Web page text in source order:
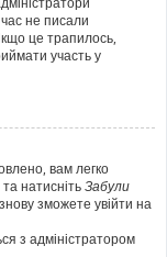
не писали
це трапилось,
участь у
вам легко
натисніть Забули
зможете увійти на
з адміністратором